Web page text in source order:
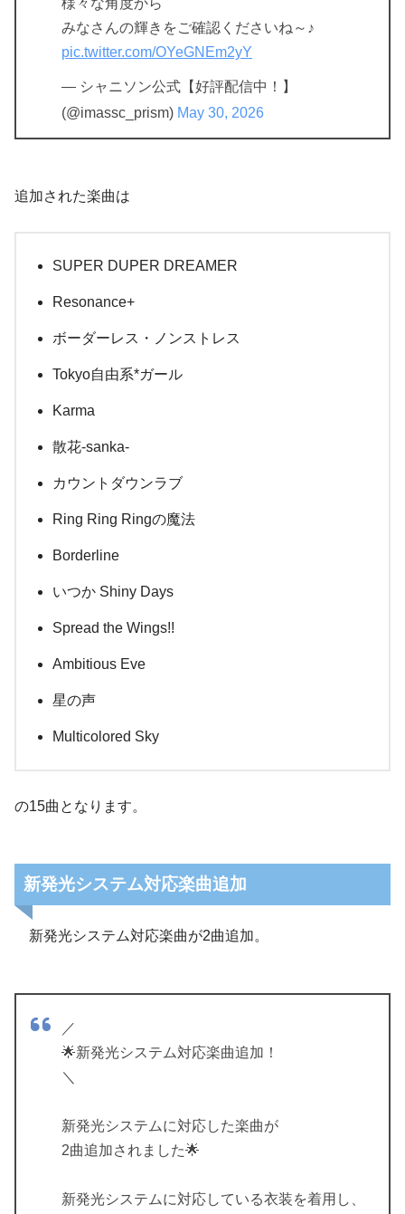
様々な角度から
みなさんの輝きをご確認くださいね～♪
pic.twitter.com/OYeGNEm2yY
— シャニソン公式【好評配信中！】
(@imassc_prism) May 30, 2026
追加された楽曲は
SUPER DUPER DREAMER
Resonance+
ボーダーレス・ノンストレス
Tokyo自由系*ガール
Karma
散花-sanka-
カウントダウンラブ
Ring Ring Ringの魔法
Borderline
いつか Shiny Days
Spread the Wings!!
Ambitious Eve
星の声
Multicolored Sky
の15曲となります。
新発光システム対応楽曲追加
新発光システム対応楽曲が2曲追加。
／
🌟新発光システム対応楽曲追加！
＼
新発光システムに対応した楽曲が
2曲追加されました🌟
新発光システムに対応している衣装を着用し、